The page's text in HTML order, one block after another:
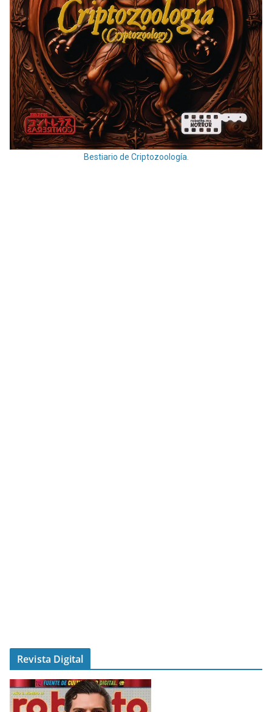
Bestiario de Criptozoología.
Revista Digital